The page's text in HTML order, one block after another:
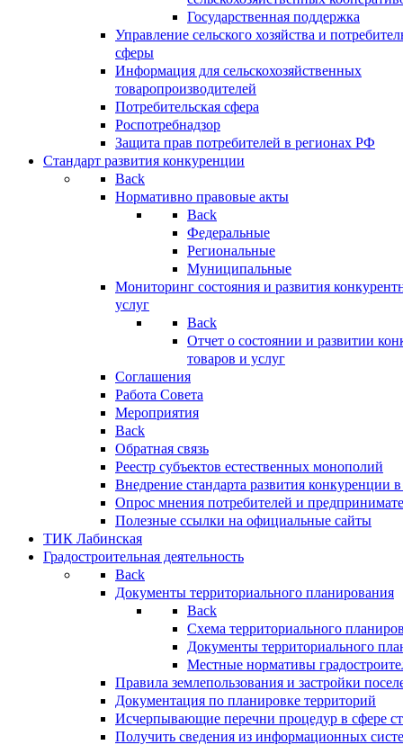
Государственная поддержка
Управление сельского хозяйства и
сферы
Информация для сельскохозяйственных
товаропроизводителей
Потребительская сфера
Роспотребнадзор
Защита прав потребителей в регионах РФ
Стандарт развития конкуренции
Back
Нормативно правовые акты
Back
Федеральные
Региональные
Муниципальные
Мониторинг состояния и развития
услуг
Back
Отчет о состоянии и развитии
товаров и услуг
Соглашения
Работа Совета
Мероприятия
Back
Обратная связь
Реестр субъектов естественных монополий
Внедрение стандарта развития конкуренции
Опрос мнения потребителей и
Полезные ссылки на официальные сайты
ТИК Лабинская
Градостроительная деятельность
Back
Документы территориального планирования
Back
Схема территориального
Документы территориального
Местные нормативы
Правила землепользования и застройки
Документация по планировке территорий
Исчерпывающие перечни процедур в сфере
Получить сведения из информационных